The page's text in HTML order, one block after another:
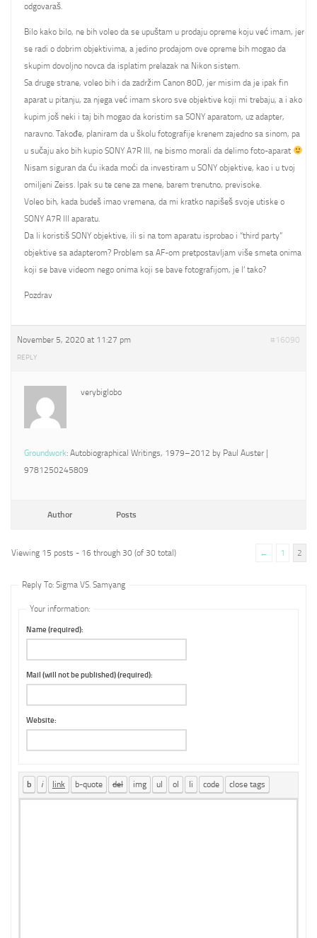
odgovaraš.
Bilo kako bilo, ne bih voleo da se upuštam u prodaju opreme koju već imam, jer
se radi o dobrim objektivima, a jedino prodajom ove opreme bih mogao da
skupim dovoljno novca da isplatim prelazak na Nikon sistem.
Sa druge strane, voleo bih i da zadržim Canon 80D, jer misim da je ipak fin
aparat u pitanju, za njega već imam skoro sve objektive koji mi trebaju, a i ako
kupim još neki i taj bih mogao da koristim sa SONY aparatom, uz adapter,
naravno. Takođe, planiram da u školu fotografije krenem zajedno sa sinom, pa
u sučaju ako bih kupio SONY A7R III, ne bismo morali da delimo foto-aparat
Nisam siguran da ću ikada moći da investiram u SONY objektive, kao i u tvoj
omiljeni Zeiss. Ipak su te cene za mene, barem trenutno, previsoke.
Voleo bih, kada budeš imao vremena, da mi kratko napišeš svoje utiske o
SONY A7R III aparatu.
Da li koristiš SONY objektive, ili si na tom aparatu isprobao i “third party”
objektive sa adapterom? Problem sa AF-om pretpostavljam više smeta onima
koji se bave videom nego onima koji se bave fotografijom, je l’ tako?
Pozdrav
November 5, 2020 at 11:27 pm #16090
REPLY
verybiglobo
Groundwork: Autobiographical Writings, 1979–2012 by Paul Auster |
9781250245809
Author Posts
Viewing 15 posts - 16 through 30 (of 30 total) ← 1 2
Reply To: Sigma VS. Samyang
Your information:
Name (required):
Mail (will not be published) (required):
Website: